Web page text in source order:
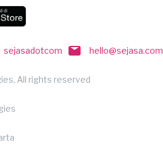
sejasadotcom hello@sejasa.com
All rights reserved